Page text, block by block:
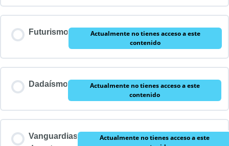
Futurismo
Actualmente no tienes acceso a este
contenido
Dadaísmo
Actualmente no tienes acceso a este
contenido
Vanguardias
Actualmente no tienes acceso a este